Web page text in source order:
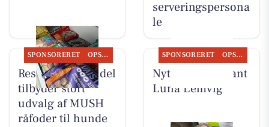
serveringspersona
le
SPONSORERET OPSLAGSTAVLEN
Resen Landhandel
tilbyder stort
udvalg af MUSH
råfoder til hunde
SPONSORERET OPSLAGSTAVLEN
Nyt fra Restaurant
Luna Lemvig